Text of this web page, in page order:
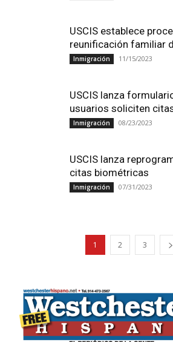
USCIS establece
reunificación familiar
Inmigración 11/15/2023
USCIS lanza
usuarios soliciten
Inmigración 08/23/2023
USCIS lanza
citas biométricas
Inmigración 07/31/2023
1 2 3